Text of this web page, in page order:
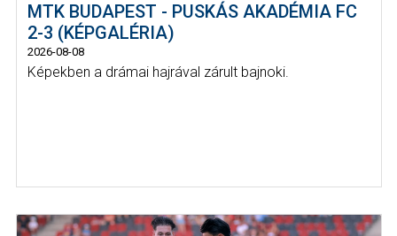
MTK BUDAPEST - PUSKÁS AKADÉMIA FC
2-3 (KÉPGALÉRIA)
2026-08-08
Képekben a drámai hajrával zárult bajnoki.